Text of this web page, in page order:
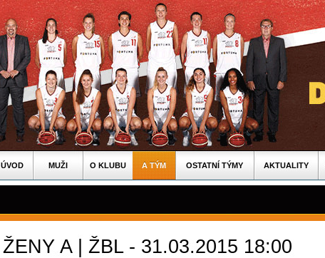
ÚVOD MUŽI O KLUBU A TÝM OSTATNÍ TÝMY AKTUALITY
ŽENY A | ŽBL - 31.03.2015 18:00